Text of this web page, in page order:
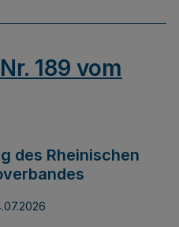
189 vom
des Rheinischen